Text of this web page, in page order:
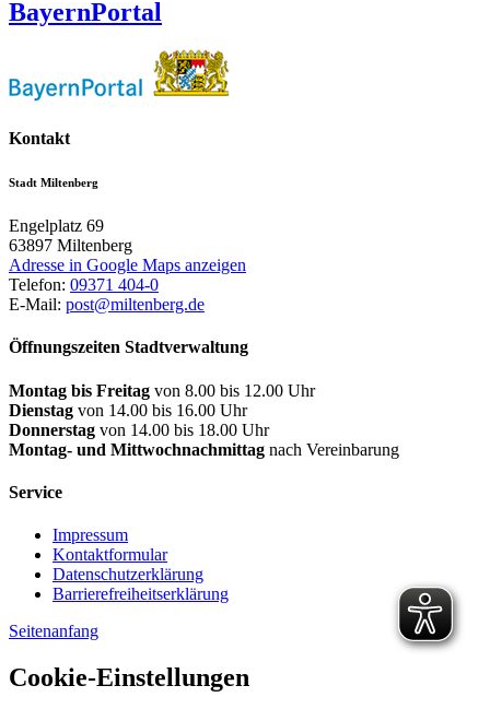
BayernPortal
Kontakt
Stadt Miltenberg
Engelplatz 69
63897 Miltenberg
Adresse in Google Maps anzeigen
Telefon: 09371 404-0
E-Mail: post@miltenberg.de
Öffnungszeiten Stadtverwaltung
Montag bis Freitag von 8.00 bis 12.00 Uhr
Dienstag von 14.00 bis 16.00 Uhr
Donnerstag von 14.00 bis 18.00 Uhr
Montag- und Mittwochnachmittag nach Vereinbarung
Service
Impressum
Kontaktformular
Datenschutzerklärung
Barrierefreiheitserklärung
Seitenanfang
Cookie-Einstellungen